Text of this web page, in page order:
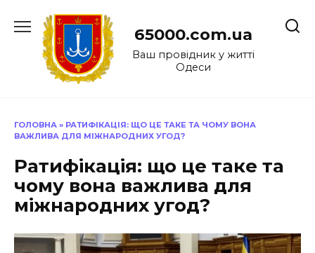
до
65000.com.ua
Ваш провідник у житті
Одеси
ГОЛОВНА » РАТИФІКАЦІЯ: ЩО ЦЕ ТАКЕ ТА ЧОМУ ВОНА
ВАЖЛИВА ДЛЯ МІЖНАРОДНИХ УГОД?
Ратифікація: що це таке та
чому вона важлива для
міжнародних угод?